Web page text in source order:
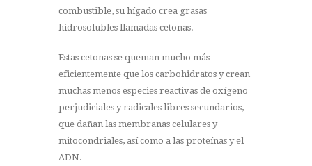
combustible, su hígado crea grasas
hidrosolubles llamadas cetonas.
Estas cetonas se queman mucho más
eficientemente que los carbohidratos y crean
muchas menos especies reactivas de oxígeno
perjudiciales y radicales libres secundarios,
que dañan las membranas celulares y
mitocondriales, así como a las proteínas y el
ADN.